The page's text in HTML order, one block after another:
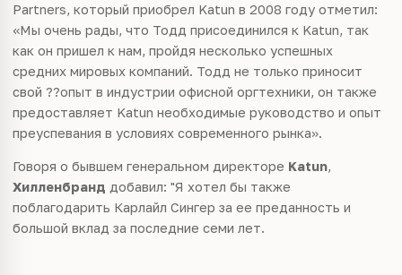
Partners, который приобрел Katun в 2008 году отметил:
«Мы очень рады, что Тодд присоединился к Katun, так
как он пришел к нам, пройдя несколько успешных
средних мировых компаний. Тодд не только приносит
свой ??опыт в индустрии офисной оргтехники, он также
предоставляет Katun необходимые руководство и опыт
преуспевания в условиях современного рынка».
Говоря о бывшем генеральном директоре Katun,
Хилленбранд добавил: "Я хотел бы также
поблагодарить Карлайл Сингер за ее преданность и
большой вклад за последние семи лет.